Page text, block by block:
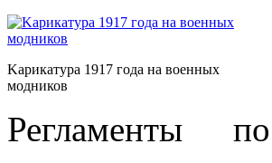
Kарикатура 1917 года на военных
модников
Регламенты